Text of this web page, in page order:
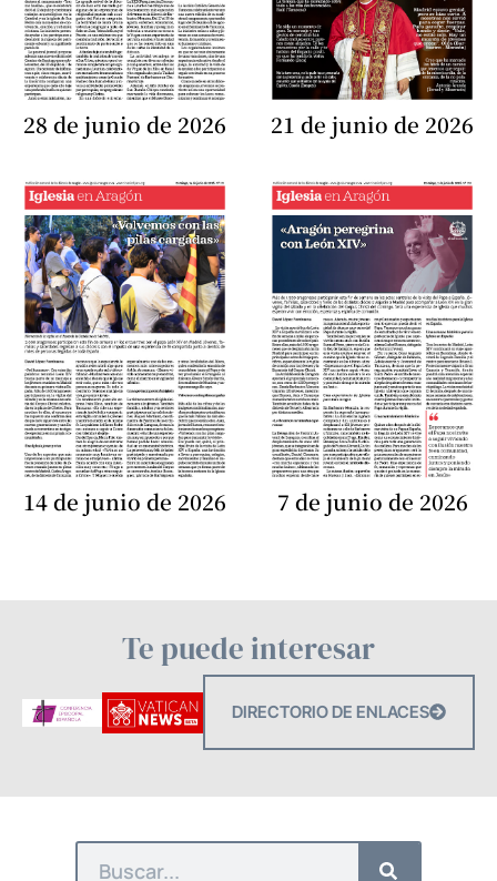
28 de junio de 2026 21 de junio de 2026
14 de junio de 2026 7 de junio de 2026
Te puede interesar
DIRECTORIO DE ENLACES